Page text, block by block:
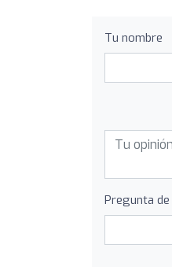
Tu nombre
Pregunta